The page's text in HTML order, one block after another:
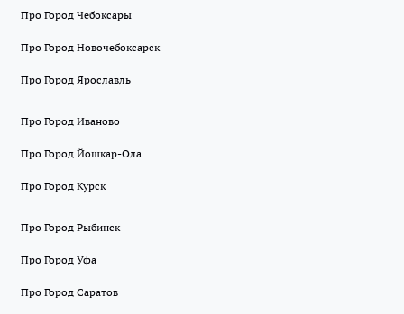
Про Город Чебоксары
Про Город Новочебоксарск
Про Город Ярославль
Про Город Иваново
Про Город Йошкар-Ола
Про Город Курск
Про Город Рыбинск
Про Город Уфа
Про Город Саратов